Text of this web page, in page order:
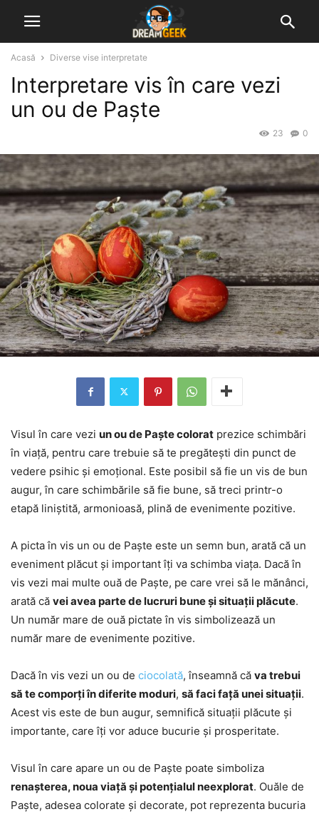
Acasă Diverse vise interpretate
Interpretare vis în care vezi
un ou de Paște
0
23
Visul în care vezi un ou de Paște colorat prezice schimbări
în viață, pentru care trebuie să te pregătești din punct de
vedere psihic și emoțional. Este posibil să fie un vis de bun
augur, în care schimbările să fie bune, să treci printr-o
etapă liniștită, armonioasă, plină de evenimente pozitive.
A picta în vis un ou de Paște este un semn bun, arată că un
eveniment plăcut și important îți va schimba viața. Dacă în
vis vezi mai multe ouă de Paște, pe care vrei să le mănânci,
arată că vei avea parte de lucruri bune și situații plăcute.
Un număr mare de ouă pictate în vis simbolizează un
număr mare de evenimente pozitive.
Dacă în vis vezi un ou de ciocolată, înseamnă că va trebui
să te comporți în diferite moduri, să faci față unei situații.
Acest vis este de bun augur, semnifică situații plăcute și
importante, care îți vor aduce bucurie și prosperitate.
Visul în care apare un ou de Paște poate simboliza
renașterea, noua viață și potențialul neexplorat. Ouăle de
Paște, adesea colorate și decorate, pot reprezenta bucuria